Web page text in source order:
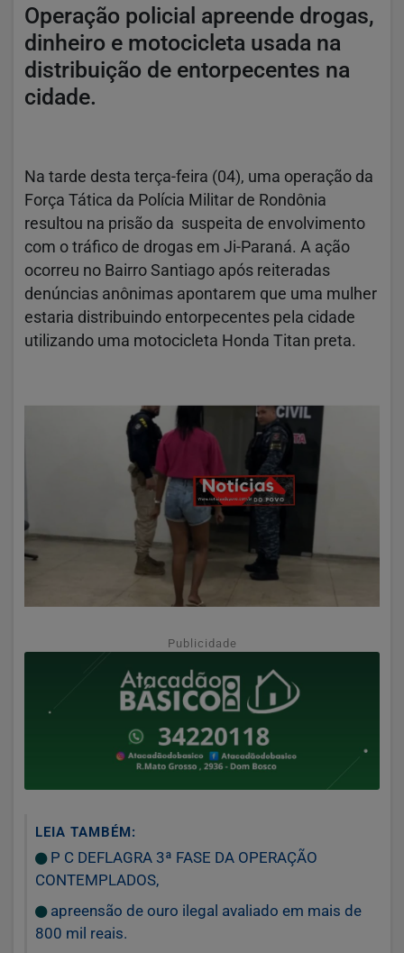
Operação policial apreende drogas,
dinheiro e motocicleta usada na
distribuição de entorpecentes na
cidade.
Na tarde desta terça-feira (04), uma operação da
Força Tática da Polícia Militar de Rondônia
resultou na prisão da suspeita de envolvimento
com o tráfico de drogas em Ji-Paraná. A ação
ocorreu no Bairro Santiago após reiteradas
denúncias anônimas apontarem que uma mulher
estaria distribuindo entorpecentes pela cidade
utilizando uma motocicleta Honda Titan preta.
Publicidade
LEIA TAMBÉM:
P C DEFLAGRA 3ª FASE DA OPERAÇÃO
CONTEMPLADOS,
apreensão de ouro ilegal avaliado em mais de
800 mil reais.